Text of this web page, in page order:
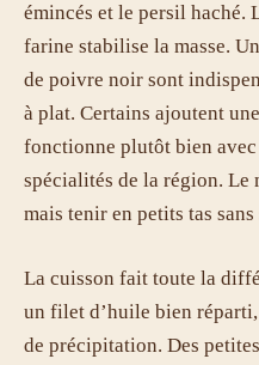
émincés et le persil
farine stabilise la masse.
de poivre noir sont
à plat. Certains ajoutent
fonctionne plutôt bien avec
spécialités de la région. Le
mais tenir en petits tas
La cuisson fait toute la
un filet d’huile bien
de précipitation. Des